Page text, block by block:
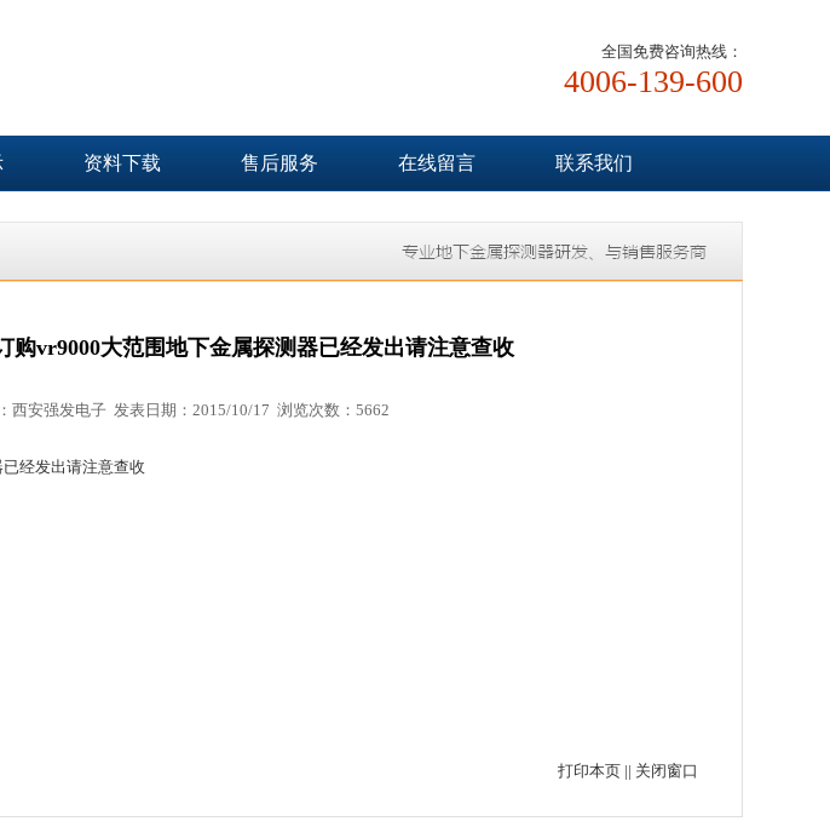
全国免费咨询热线：
4006-139-600
资料下载 售后服务 在线留言 联系我们
购vr9000大范围地下金属探测器已经发出请注意查收
西安强发电子 发表日期：2015/10/17 浏览次数：5662
经发出请注意查收
打印本页|| 关闭窗口